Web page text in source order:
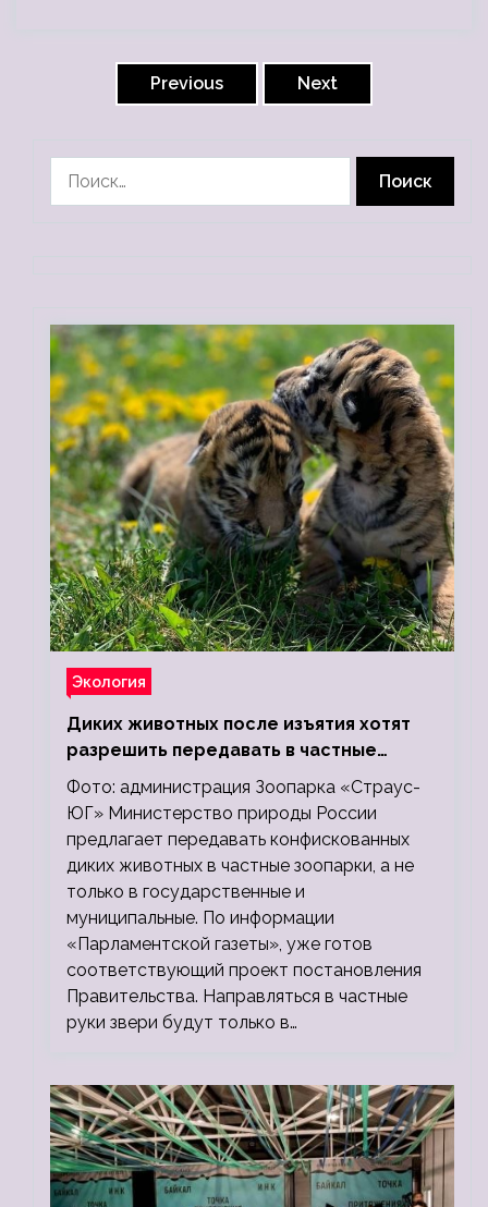
Previous Next
Экология
Диких животных после изъятия хотят
разрешить передавать в частные
зоопарки
Фото: администрация Зоопарка «Страус-
ЮГ» Министерство природы России
предлагает передавать конфискованных
диких животных в частные зоопарки, а не
только в государственные и
муниципальные. По информации
«Парламентской газеты», уже готов
соответствующий проект постановления
Правительства. Направляться в частные
руки звери будут только в…